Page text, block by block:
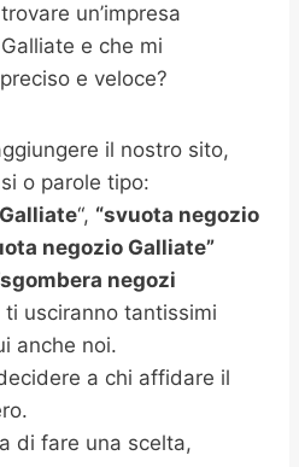
un’impresa
e che mi
e veloce?
il nostro sito,
o parole tipo:
“, “svuota negozio
negozio Galliate”
sgombera negozi
ti usciranno tantissimi
anche noi.
a chi affidare il
di fare una scelta,